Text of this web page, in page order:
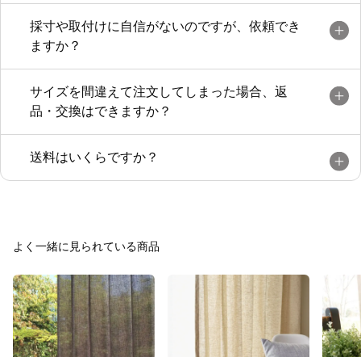
採寸や取付けに自信がないのですが、依頼でき
ますか？
サイズを間違えて注文してしまった場合、返
品・交換はできますか？
送料はいくらですか？
よく一緒に見られている商品